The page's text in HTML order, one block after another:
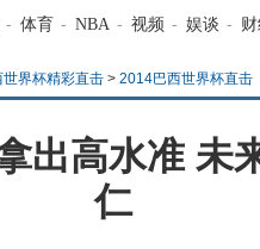
- 体育 - NBA - 视频 - 娱谈 -
界杯精彩直击 > 2014巴西世界杯直击
出高水准 未
仁